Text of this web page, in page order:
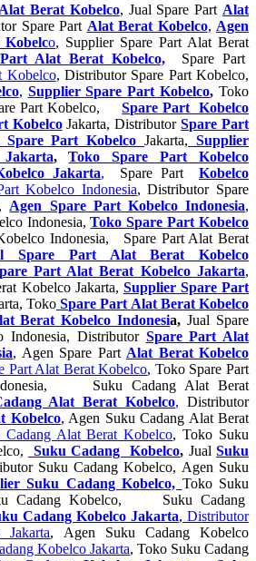
Berat Kobelco, Jual Spare Part Alat
Spare Part Alat Berat Kobelco, Agen
o, Supplier Spare Part Alat Berat
Alat Berat Kobelco, Spare Part
Kobelco, Distributor Spare Part Kobelco,
, Supplier Spare Part Kobelco, Toko
Part Kobelco,Spare Part Kobelco
KobelcoJakarta, DistributorSpare Part
Spare Part KobelcoJakarta, Supplier
,
Toko Spare Part Kobelco
Jakarta, Spare PartKobelco
Kobelco Indonesia, Distributor Spare
Agen Spare Part Kobelco Indonesia,
Indonesia,Toko Spare Part Kobelco
Indonesia, Spare Part Alat Berat
Spare Part Alat Berat Kobelco
Part Alat Berat Kobelco Jakarta,
Kobelco Jakarta, Supplier Spare Part
TokoSpare Part Alat Berat Kobelco
Berat Kobelco Indonesia, Jual Spare
Indonesia, Distributor Spare Part Alat
, Agen Spare Part Alat Berat Kobelco
Part Alat Berat Kobelco, Toko Spare Part
Suku Cadang Alat Berat
Alat Berat Kobelco, Distributor
Kobelco, Agen Suku Cadang Alat Berat
Cadang Alat Berat Kobelco, Toko Suku
Suku Cadang Kobelco, Jual Suku
Suku Cadang Kobelco, Agen Suku
Suku Cadang Kobelco, Toko Suku
Cadang Kobelco, Suku Cadang
Cadang Kobelco Jakarta, Distributor
, Agen Suku Cadang Kobelco
Kobelco Jakarta, Toko Suku Cadang